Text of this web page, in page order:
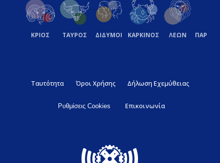
ΚΡΙΟΣ ΤΑΥΡΟΣ ΔΙΔΥΜΟΙ ΚΑΡΚΙΝΟΣ ΛΕΩΝ
Ταυτότητα Όροι Χρήσης Δήλωση Εχεμύθειας
Ρυθμίσεις Cookies Επικοινωνία